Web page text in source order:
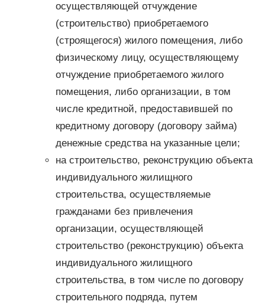
осуществляющей отчуждение
(строительство) приобретаемого
(строящегося) жилого помещения, либо
физическому лицу, осуществляющему
отчуждение приобретаемого жилого
помещения, либо организации, в том
числе кредитной, предоставившей по
кредитному договору (договору займа)
денежные средства на указанные цели;
на строительство, реконструкцию объекта
индивидуального жилищного
строительства, осуществляемые
гражданами без привлечения
организации, осуществляющей
строительство (реконструкцию) объекта
индивидуального жилищного
строительства, в том числе по договору
строительного подряда, путем